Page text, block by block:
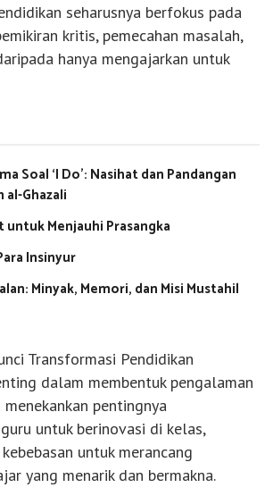
seharusnya berfokus pada
kritis, pemecahan masalah,
hanya mengajarkan untuk
Soal ‘I Do’: Nasihat dan Pandangan
al-Ghazali
untuk Menjauhi Prasangka
Insinyur
Minyak, Memori, dan Misi Mustahil
Transformasi Pendidikan
dalam membentuk pengalaman
menekankan pentingnya
untuk berinovasi di kelas,
untuk merancang
yang menarik dan bermakna.